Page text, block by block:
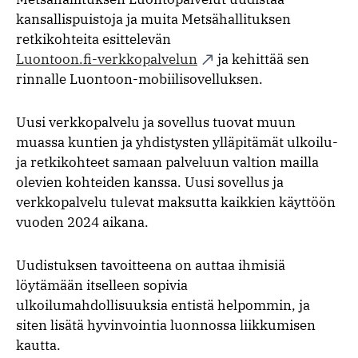
kansallispuistoja ja muita Metsähallituksen
retkikohteita esittelevän
Luontoon.fi-verkkopalvelun
ja kehittää sen
rinnalle Luontoon-mobiilisovelluksen.
Uusi verkkopalvelu ja sovellus tuovat muun
muassa kuntien ja yhdistysten ylläpitämät ulkoilu-
ja retkikohteet samaan palveluun valtion mailla
olevien kohteiden kanssa. Uusi sovellus ja
verkkopalvelu tulevat maksutta kaikkien käyttöön
vuoden 2024 aikana.
Uudistuksen tavoitteena on auttaa ihmisiä
löytämään itselleen sopivia
ulkoilumahdollisuuksia entistä helpommin, ja
siten lisätä hyvinvointia luonnossa liikkumisen
kautta.